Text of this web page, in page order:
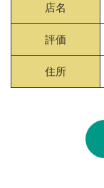
店名
評価
住所